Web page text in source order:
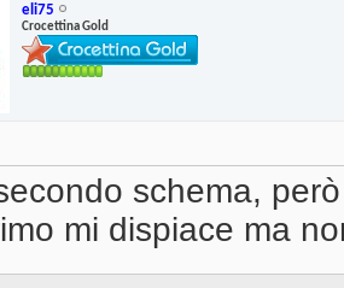
eli75
Crocettina Gold
schema,
mi dispiace ma